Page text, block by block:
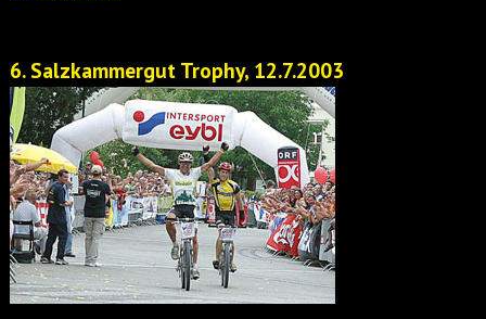
6. Salzkammergut Trophy, 12.7.2003